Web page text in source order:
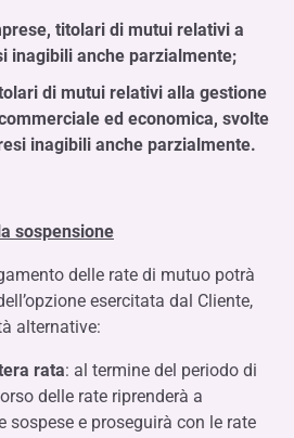
titolari di mutui relativi a
inagibili anche parzialmente;
di mutui relativi alla gestione
ed economica, svolte
inagibili anche parzialmente.
sospensione
delle rate di mutuo potrà
esercitata dal Cliente,
alternative:
rata: al termine del periodo di
delle rate riprenderà a
sospese e proseguirà con le rate